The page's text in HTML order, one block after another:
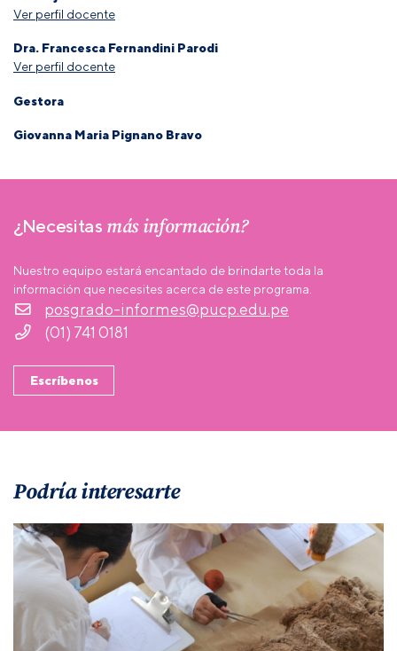
Ver perfil docente
Dra. Francesca Fernandini Parodi
Ver perfil docente
Gestora
Giovanna Maria Pignano Bravo
¿Necesitas más información?
Nuestro equipo estará encantado de brindarte toda la
información que necesites acerca de este programa.
posgrado-informes@pucp.edu.pe
(01) 741 0181
Escríbenos
Podría interesarte